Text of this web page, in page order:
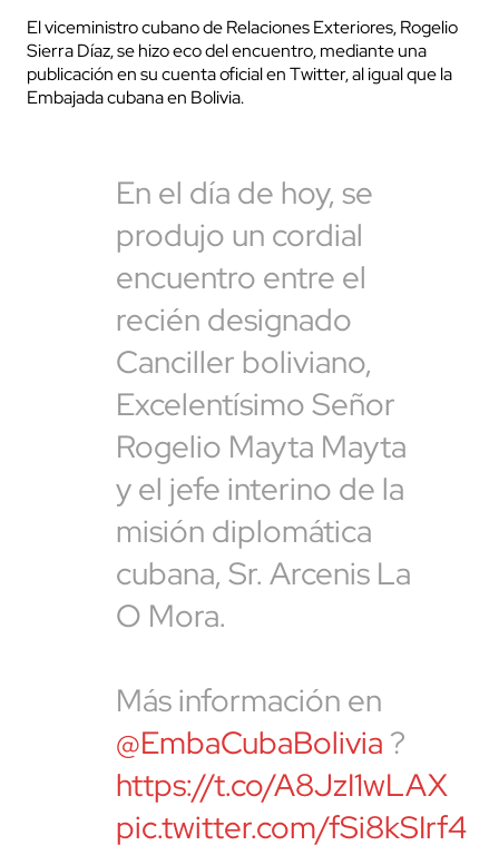
El viceministro cubano de Relaciones Exteriores, Rogelio
Sierra Díaz, se hizo eco del encuentro, mediante una
publicación en su cuenta oficial en Twitter, al igual que la
Embajada cubana en Bolivia.
En el día de hoy, se
produjo un cordial
encuentro entre el
recién designado
Canciller boliviano,
Excelentísimo Señor
Rogelio Mayta Mayta
y el jefe interino de la
misión diplomática
cubana, Sr. Arcenis La
O Mora.
Más información en
@EmbaCubaBolivia ?
https://t.co/A8JzI1wLAX
pic.twitter.com/fSi8kSIrf4